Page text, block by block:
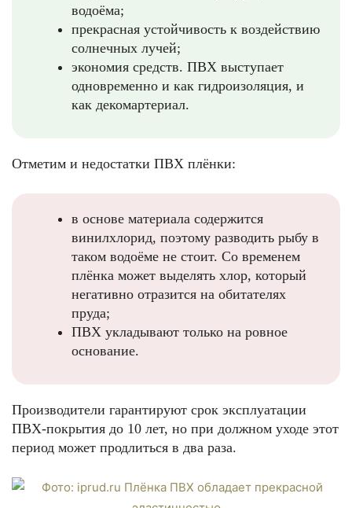
водоёма;
прекрасная устойчивость к воздействию
солнечных лучей;
экономия средств. ПВХ выступает
одновременно и как гидроизоляция, и
как декомартериал.
Отметим и недостатки ПВХ плёнки:
в основе материала содержится
винилхлорид, поэтому разводить рыбу в
таком водоёме не стоит. Со временем
плёнка может выделять хлор, который
негативно отразится на обитателях
пруда;
ПВХ укладывают только на ровное
основание.
Производители гарантируют срок эксплуатации
ПВХ-покрытия до 10 лет, но при должном уходе этот
период может продлиться в два раза.